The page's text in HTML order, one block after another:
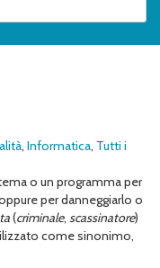
, Informatica, Tutti i
o un programma per
per danneggiarlo o
(criminale, scassinatore)
come sinonimo,